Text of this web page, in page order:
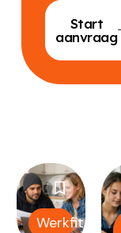
Start
aanvraag
Werkfit